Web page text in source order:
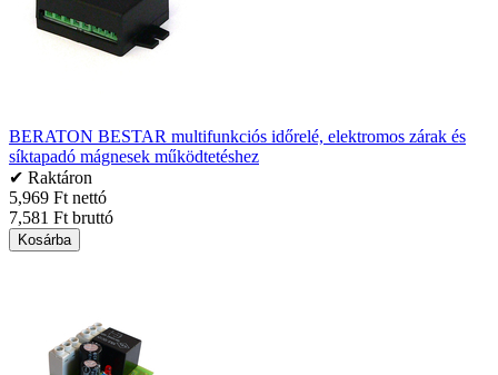
BERATON BESTAR multifunkciós időrelé, elektromos zárak és
síktapadó mágnesek működtetéshez
✔ Raktáron
5,969 Ft nettó
7,581 Ft bruttó
Kosárba